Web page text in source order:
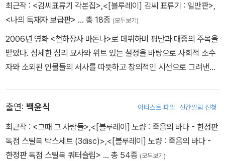
6. 트렌스젠더 김비의 이야기
7. Deleted & alternate Scenes
- Commentary : 이해영 + 이해준 감독
8. Promotion
- Trailer (2:13)
최근작 : <김씨표류기 각본집>,<[블루레이] 김씨 표류기 : 일반판>,
<나의 독재자 보급판> … 총 18종 (모두보기)
2006년 영화 <천하장사 마돈나>로 데뷔하며 평단과 대중의 주목을
받았다. 섬세한 심리 묘사와 위트 있는 설정을 바탕으로 사회적 소수
자와 소외된 인물들의 서사를 따뜻하고 창의적인 시선으로 그려낸다.
월한 연출 역량을 입증했다. 데뷔작 <천하장사 마돈나>를 통해 청룡
영화상 각본상과 신인감독상을 휩쓸었으며, 이후 <신라의 달밤>, <
품행제로>, <아라한 장풍 대작전>과 <나의 독재자>, <백두산>에
이르기까지 각본과 연출을 넘나들며 한국 영화계에서 다채로운 장르
출연: 백윤식 아티스트 파일 신간알림 신청
최근작 : <그때 그 사람들>,<[블루레이] 노량 : 죽음의 바다 - 한정판
독점 스틸북 박스세트 (3disc)>,<[블루레이] 노량 : 죽음의 바다 -
한정판 독점 스틸북 쿼터슬립> … 총 54종 (모두보기)